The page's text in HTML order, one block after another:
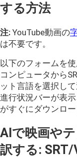
する方法
注: YouTube動画の
は不要です。
以下のフォームを
コンピュータから
ット言語を選択し
進行状況バーが表
がすぐにダウンロー
AIで映画や
訳する: